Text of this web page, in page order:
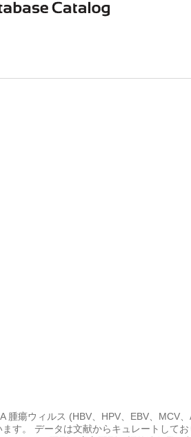
瘍ウィルス (HBV、HPV、EBV、MCV
す。 データは文献からキュレートして